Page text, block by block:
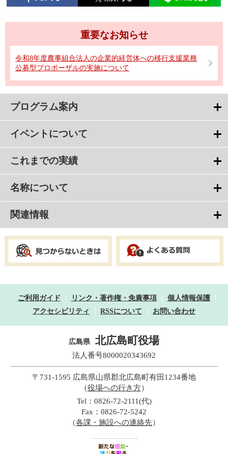
重要なお知らせ
令和8年度農事組合法人の企業的経営体への移行支援業務
公募型プロポーザルの実施について
プログラム案内
イベントについて
これまでの実績
名称について
関連情報
ご利用ガイド リンク・著作権・免責事項
個人情報保護
アクセシビリティ
RSSについて お問い合わせ
広島県 北広島町役場
法人番号8000020343692
〒731-1595 広島県山県郡北広島町有田1234番地
（役場への行き方）
Tel：0826-72-2111(代)
Fax：0826-72-5242
（各課・施設への連絡先）